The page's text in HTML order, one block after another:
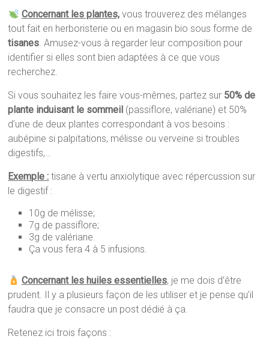
Concernant les plantes,vous trouverez des mélanges
tout fait en herboristerie ou en magasin bio sous forme de
tisanes. Amusez-vous à regarder leur composition pour
identifier si elles sont bien adaptées à ce que vous
recherchez.
Si vous souhaitez les faire vous-mêmes, partez sur 50% de
plante induisant le sommeil (passiflore, valériane) et 50%
d’une de deux plantes correspondant à vos besoins :
aubépine si palpitations, mélisse ou verveine si troubles
digestifs,…
Exemple : tisane à vertu anxiolytique avec répercussion sur
le digestif :
10g de mélisse;
7g de passiflore;
3g de valériane.
Ça vous fera 4 à 5 infusions.
Concernant les huiles essentielles, je me dois d’être
prudent. Il y a plusieurs façon de les utiliser et je pense qu’il
faudra que je consacre un post dédié à ça.
Retenez ici trois façons :